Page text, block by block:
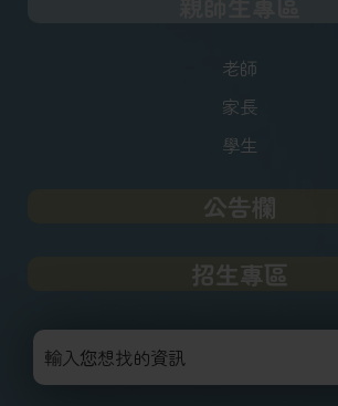
老師
家長
學生
公告欄
招生專區